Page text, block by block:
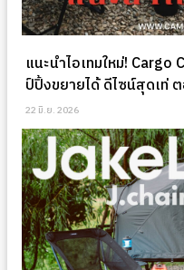
แนะนำไอเทมใหม่!
ป์ปิ้งขยายได้ ดีไซน์สุดเท่
22 มิ.ย. 2026